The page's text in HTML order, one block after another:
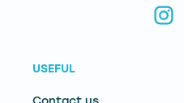
USEFUL